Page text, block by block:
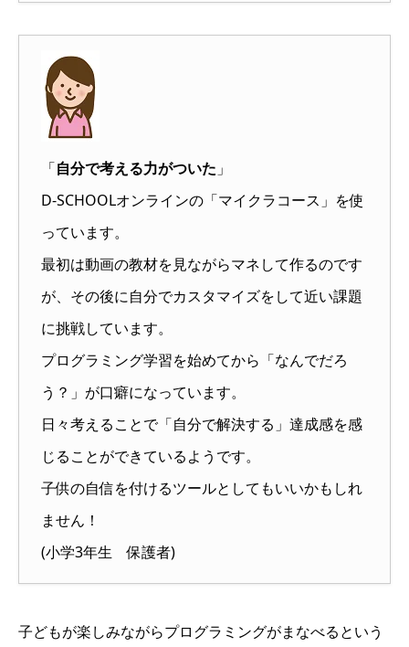
「自分で考える力がついた 」
D-SCHOOLオンラインの「マイクラコース」を使
っています。
最初は動画の教材を見ながらマネして作るのです
が、その後に自分でカスタマイズをして近い課題
に挑戦しています。
プログラミング学習を始めてから「なんでだろ
う？」が口癖になっています。
日々考えることで「自分で解決する」達成感を感
じることができているようです。
子供の自信を付けるツールとしてもいいかもしれ
ません！
(小学3年生 保護者)
子どもが楽しみながらプログラミングがまなべるという